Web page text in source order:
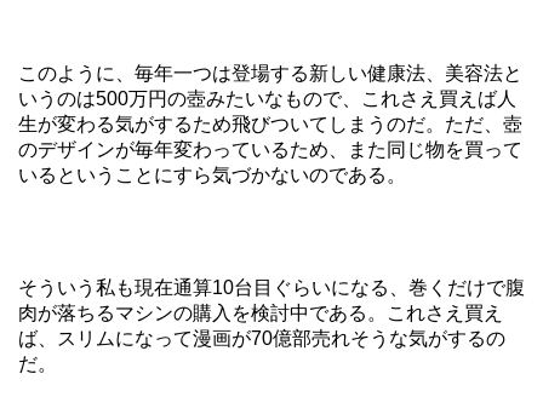
このように、毎年一つは登場する新しい健康法、美容法と
いうのは500万円の壺みたいなもので、これさえ買えば人
生が変わる気がするため飛びついてしまうのだ。ただ、壺
のデザインが毎年変わっているため、また同じ物を買って
いるということにすら気づかないのである。
そういう私も現在通算10台目ぐらいになる、巻くだけで腹
肉が落ちるマシンの購入を検討中である。これさえ買え
ば、スリムになって漫画が70億部売れそうな気がするの
だ。